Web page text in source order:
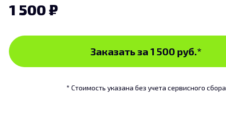
1 500
Заказать за 1 500 руб.*
* Стоимость указана без учета сервисного сбора